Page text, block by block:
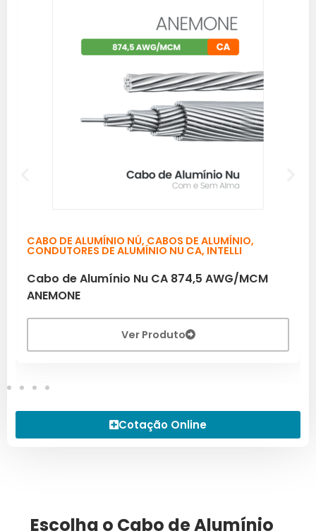
CABO DE ALUMÍNIO NÚ, CABOS DE ALUMÍNIO,
CONDUTORES DE ALUMÍNIO NU CA, INTELLI
Cabo de Alumínio Nu CA 874,5 AWG/MCM
ANEMONE
Ver Produto
Cotação Online
Escolha o Cabo de Alumínio